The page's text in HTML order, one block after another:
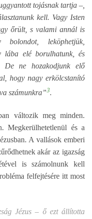
tojásnak tartja –,
kell. Vagy Isten
őrült, s valami annál is
leköphetjük,
lába elé borulhatunk, és
De ne hozakodjunk elő
hogy nagy erkölcstanító
számunkra”3.
változik meg minden.
Megkerülhetetlenül és a
A vallások emberi
akár az igazság
is számolnunk kell
felfejtésére itt most
Jézus – ő ezt állította